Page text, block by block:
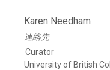
Karen Needham
連絡先
Curator
University of British